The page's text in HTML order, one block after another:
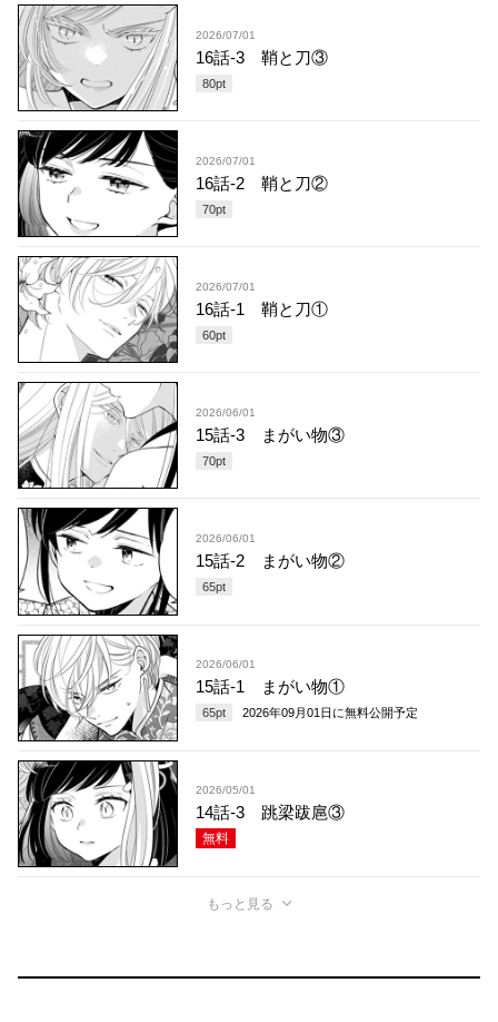
2026/07/01
16話-3 鞘と刀③
80pt
2026/07/01
16話-2 鞘と刀②
70pt
2026/07/01
16話-1 鞘と刀①
60pt
2026/06/01
15話-3 まがい物③
70pt
2026/06/01
15話-2 まがい物②
65pt
2026/06/01
15話-1 まがい物①
65pt 2026年09月01日 に無料公開予定
2026/05/01
14話-3 跳梁跋扈③
無料
もっと見る